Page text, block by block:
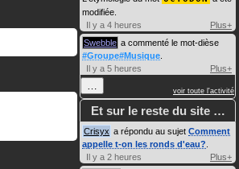
modifiée.
Il y a 4 heures
Plus+
Swebble a commenté le mot-dièse
#Groupe#Musique
Il y a 5 heures
Plus+
… voir toute l'activité
Et sur le reste du site …
Crisyx a répondu au sujet Comment
appelle t-on les ronds d'eau?
Il y a 2 heures
Plus+